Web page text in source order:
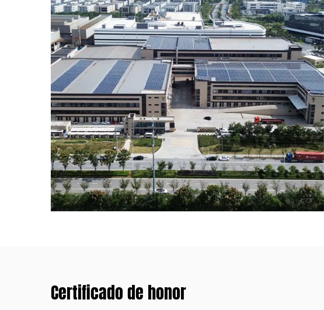
Certificado de honor